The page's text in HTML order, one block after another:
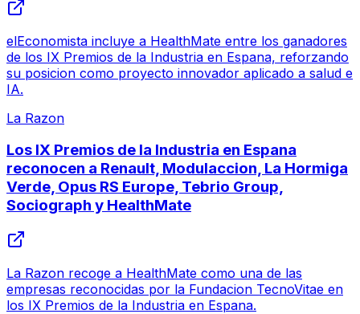
elEconomista incluye a HealthMate entre los ganadores
de los IX Premios de la Industria en Espana, reforzando
su posicion como proyecto innovador aplicado a salud e
IA.
La Razon
Los IX Premios de la Industria en Espana
reconocen a Renault, Modulaccion, La Hormiga
Verde, Opus RS Europe, Tebrio Group,
Sociograph y HealthMate
La Razon recoge a HealthMate como una de las
empresas reconocidas por la Fundacion TecnoVitae en
los IX Premios de la Industria en Espana.